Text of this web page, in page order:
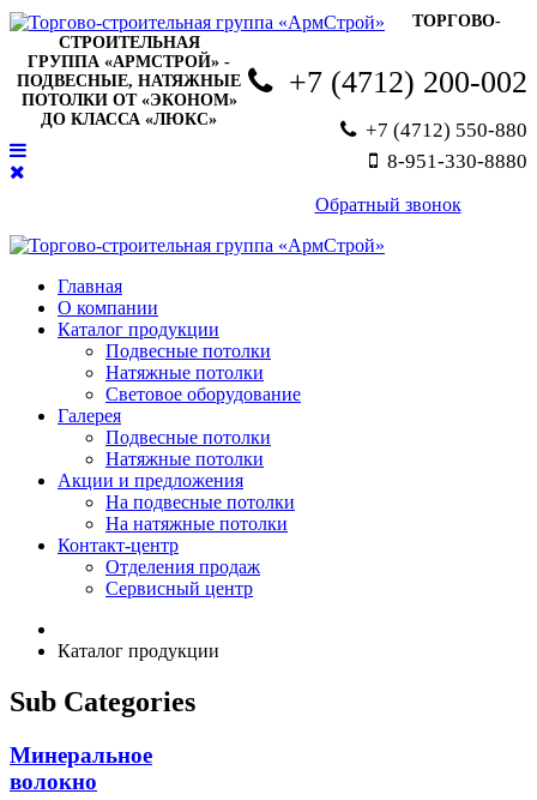
+7 (4712) 200-002
+7 (4712) 550-880
8-951-330-8880
Обратный звонок
ТОРГОВО-
СТРОИТЕЛЬНАЯ
ГРУППА «АРМСТРОЙ» -
ПОДВЕСНЫЕ, НАТЯЖНЫЕ
ПОТОЛКИ ОТ «ЭКОНОМ»
ДО КЛАССА «ЛЮКС»
Главная
О компании
Каталог продукции
Подвесные потолки
Натяжные потолки
Световое оборудование
Галерея
Подвесные потолки
Натяжные потолки
Акции и предложения
На подвесные потолки
На натяжные потолки
Контакт-центр
Отделения продаж
Сервисный центр
Каталог продукции
Sub Categories
Минеральное
волокно